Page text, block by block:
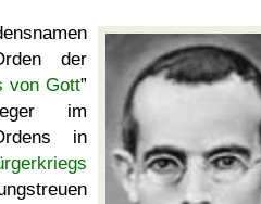
der
von Gott
im
in